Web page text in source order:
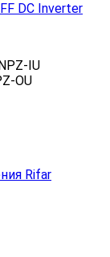
DC Inverter
IU
OU